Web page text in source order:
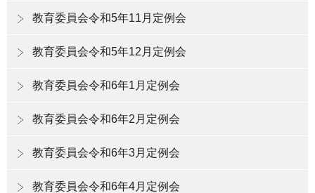
教育委員会令和5年11月定例会
教育委員会令和5年12月定例会
教育委員会令和6年1月定例会
教育委員会令和6年2月定例会
教育委員会令和6年3月定例会
教育委員会令和6年4月定例会